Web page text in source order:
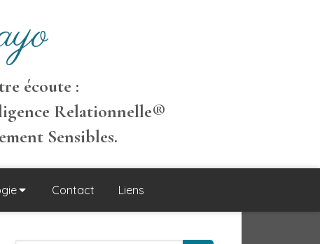
écoute :
Relationnelle®
Sensibles.
Contact Liens